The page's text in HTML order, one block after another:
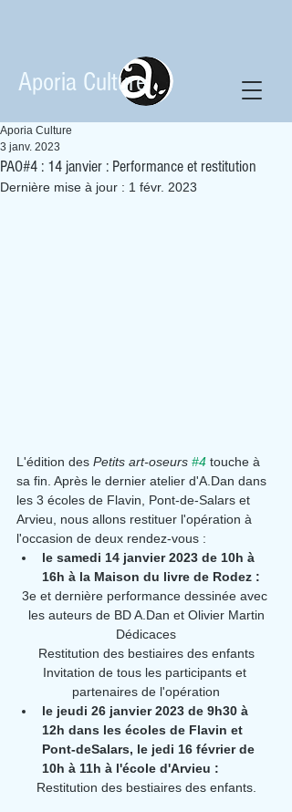
Aporia Culture
PAO#4 : 14 janvier : Performance et restitution
Aporia Culture
3 janv. 2023
Dernière mise à jour : 1 févr. 2023
L'édition des Petits art-oseurs #4 touche à
sa fin. Après le dernier atelier d'A.Dan dans
les 3 écoles de Flavin, Pont-de-Salars et
Arvieu, nous allons restituer l'opération à
l'occasion de deux rendez-vous :
le samedi 14 janvier 2023 de 10h à
16h à la Maison du livre de Rodez :
3e et dernière performance dessinée avec
les auteurs de BD A.Dan et Olivier Martin
Dédicaces
Restitution des bestiaires des enfants
Invitation de tous les participants et
partenaires de l'opération
le jeudi 26 janvier 2023 de 9h30 à
12h dans les écoles de Flavin et
Pont-deSalars, le jedi 16 février de
10h à 11h à l'école d'Arvieu :
Restitution des bestiaires des enfants.